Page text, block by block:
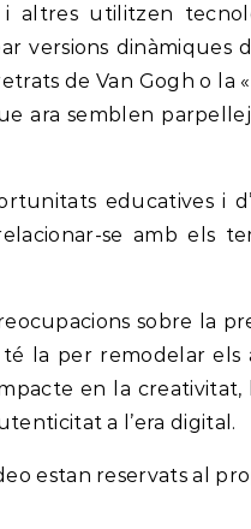
altres utilitzen
versions dinàmiques
de Van Gogh o la
ara semblen
educatives i
se amb els
sobre la
té la per remodelar
en la creativitat,
a l’era digital.
estan reservats al